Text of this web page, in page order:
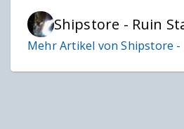
Shipstore - Ruin
Mehr Artikel von Shipstore -